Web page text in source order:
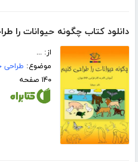
دانلود کتاب چگونه حیوانات را
از: ...
موضوع: طراحی
۱۴۰ صفحه